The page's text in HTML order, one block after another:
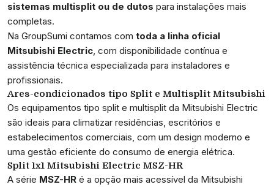
sistemas multisplit ou de dutos para instalações mais
completas.
Na GroupSumi contamos com toda a linha oficial
Mitsubishi Electric, com disponibilidade contínua e
assistência técnica especializada para instaladores e
profissionais.
Ares-condicionados tipo Split e Multisplit Mitsubishi
Os equipamentos tipo split e multisplit da Mitsubishi Electric
são ideais para climatizar residências, escritórios e
estabelecimentos comerciais, com um design moderno e
uma gestão eficiente do consumo de energia elétrica.
Split 1x1 Mitsubishi Electric MSZ-HR
A série MSZ-HR é a opção mais acessível da Mitsubishi